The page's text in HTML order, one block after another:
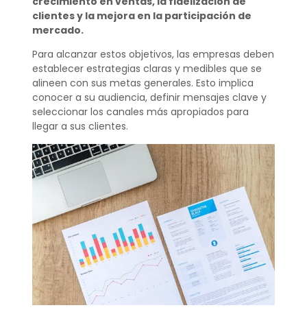
clientes y la mejora en la participación de
mercado.
Para alcanzar estos objetivos, las empresas deben
establecer estrategias claras y medibles que se
alineen con sus metas generales. Esto implica
conocer a su audiencia, definir mensajes clave y
seleccionar los canales más apropiados para
llegar a sus clientes.